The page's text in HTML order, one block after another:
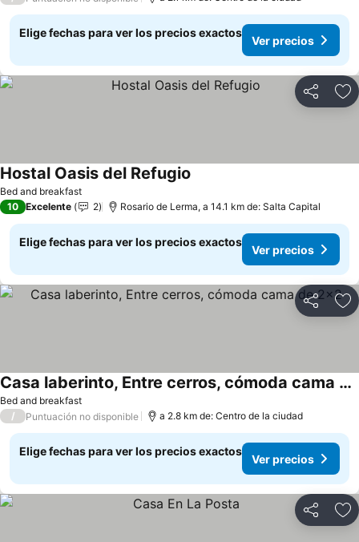
Elige fechas para ver los precios exactos
Ver precios
Compartir
Bed and breakfast
Hostal Oasis del Refugio
10 Excelente 2 Rosario de Lerma, a 14.1 km de: Salta Capital
Elige fechas para ver los precios exactos
Ver precios
Compartir
Bed and breakfast
Casa laberinto, Entre cerros, cómoda cama de 2x2
Ver precios
/ Puntuación no disponible a 2.8 km de: Centro de la ciudad
Elige fechas para ver los precios exactos
Ver precios
Compartir